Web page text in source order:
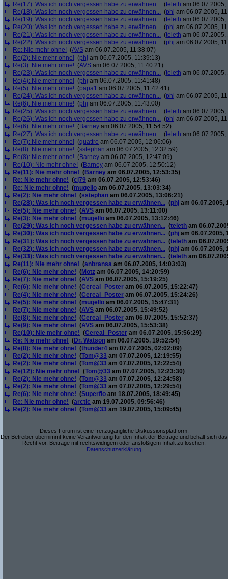
Re(17): Was ich noch vergessen habe zu erwähnen... (teleth am 06.07.2005,
Re(18): Was ich noch vergessen habe zu erwähnen... (phj am 06.07.2005,
Re(19): Was ich noch vergessen habe zu erwähnen... (teleth am 06.07.2005,
Re(20): Was ich noch vergessen habe zu erwähnen... (phj am 06.07.2005,
Re(21): Was ich noch vergessen habe zu erwähnen... (teleth am 06.07.2005,
Re(22): Was ich noch vergessen habe zu erwähnen... (phj am 06.07.2005,
Re: Nie mehr ohne! (AVS am 06.07.2005, 11:38:07)
Re(2): Nie mehr ohne! (phj am 06.07.2005, 11:39:13)
Re(3): Nie mehr ohne! (AVS am 06.07.2005, 11:40:21)
Re(23): Was ich noch vergessen habe zu erwähnen... (teleth am 06.07.2005,
Re(4): Nie mehr ohne! (phj am 06.07.2005, 11:41:48)
Re(5): Nie mehr ohne! (papa1 am 06.07.2005, 11:42:41)
Re(24): Was ich noch vergessen habe zu erwähnen... (phj am 06.07.2005,
Re(6): Nie mehr ohne! (phj am 06.07.2005, 11:43:00)
Re(25): Was ich noch vergessen habe zu erwähnen... (teleth am 06.07.2005,
Re(26): Was ich noch vergessen habe zu erwähnen... (phj am 06.07.2005,
Re(6): Nie mehr ohne! (Barney am 06.07.2005, 11:54:52)
Re(27): Was ich noch vergessen habe zu erwähnen... (teleth am 06.07.2005,
Re(7): Nie mehr ohne! (quattro am 06.07.2005, 12:06:06)
Re(8): Nie mehr ohne! (sstephan am 06.07.2005, 12:32:59)
Re(8): Nie mehr ohne! (Barney am 06.07.2005, 12:47:09)
Re(10): Nie mehr ohne! (Barney am 06.07.2005, 12:50:12)
Re(11): Nie mehr ohne! (Barney am 06.07.2005, 12:53:35)
Re: Nie mehr ohne! (cj79 am 06.07.2005, 12:53:46)
Re: Nie mehr ohne! (mugello am 06.07.2005, 13:03:34)
Re(2): Nie mehr ohne! (sstephan am 06.07.2005, 13:06:21)
Re(28): Was ich noch vergessen habe zu erwähnen... (phj am 06.07.2005,
Re(5): Nie mehr ohne! (AVS am 06.07.2005, 13:11:00)
Re(3): Nie mehr ohne! (mugello am 06.07.2005, 13:12:46)
Re(29): Was ich noch vergessen habe zu erwähnen... (teleth am
Re(30): Was ich noch vergessen habe zu erwähnen... (phj am 06.07.2005,
Re(31): Was ich noch vergessen habe zu erwähnen... (teleth am
Re(32): Was ich noch vergessen habe zu erwähnen... (phj am 06.07.2005,
Re(33): Was ich noch vergessen habe zu erwähnen... (teleth am
Re(11): Nie mehr ohne! (anbransa am 06.07.2005, 14:03:03)
Re(6): Nie mehr ohne! (Motz am 06.07.2005, 14:20:59)
Re(7): Nie mehr ohne! (AVS am 06.07.2005, 15:19:25)
Re(6): Nie mehr ohne! (Cereal_Poster am 06.07.2005, 15:22:47)
Re(4): Nie mehr ohne! (Cereal_Poster am 06.07.2005, 15:24:26)
Re(5): Nie mehr ohne! (mugello am 06.07.2005, 15:47:31)
Re(7): Nie mehr ohne! (AVS am 06.07.2005, 15:49:52)
Re(8): Nie mehr ohne! (Cereal_Poster am 06.07.2005, 15:52:37)
Re(9): Nie mehr ohne! (AVS am 06.07.2005, 15:53:38)
Re(10): Nie mehr ohne! (Cereal_Poster am 06.07.2005, 15:56:29)
Re: Nie mehr ohne! (Dr. Watson am 06.07.2005, 19:52:54)
Re(8): Nie mehr ohne! (thunder4 am 07.07.2005, 02:02:09)
Re(2): Nie mehr ohne! (Tom@33 am 07.07.2005, 12:19:55)
Re(2): Nie mehr ohne! (Tom@33 am 07.07.2005, 12:22:54)
Re(12): Nie mehr ohne! (Tom@33 am 07.07.2005, 12:23:30)
Re(2): Nie mehr ohne! (Tom@33 am 07.07.2005, 12:24:58)
Re(2): Nie mehr ohne! (Tom@33 am 07.07.2005, 12:29:54)
Re(6): Nie mehr ohne! (Superflo am 18.07.2005, 18:49:45)
Re: Nie mehr ohne! (arctic am 19.07.2005, 09:56:46)
Re(2): Nie mehr ohne! (Tom@33 am 19.07.2005, 15:09:45)
Dieses Forum ist eine frei zugängliche Diskussionsplattform.
Der Betreiber übernimmt keine Verantwortung für den Inhalt der Beiträge und behält sich das
Recht vor, Beiträge mit rechtswidrigem oder anstößigem Inhalt zu löschen.
Datenschutzerklärung